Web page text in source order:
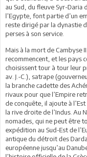
au Sud, du fleuve Syr-Daria
l’Egypte, font partie d’un
reste dirigé par la dynastie
perses à son service.
Mais à la mort de Cambyse
recommencent, et les pays
choisissent tour à tour leur
av. J.-C.), satrape
la branche cadette des
rivaux pour que l’Empire
de conquête, il ajoute à
la rive droite de l’Indus. Au
nomades, qui ne peut être
expédition au Sud-Est de
antique du détroit des
européenne jusqu’au